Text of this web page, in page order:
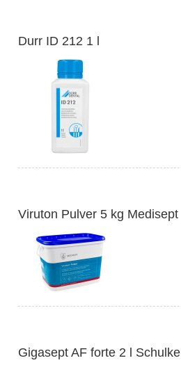
Durr ID 212 1 l
Viruton Pulver 5 kg Medisept
Gigasept AF forte 2 l Schulke